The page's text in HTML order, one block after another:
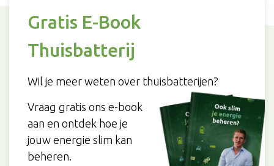
Gratis E-Book
Thuisbatterij
Wil je meer weten over thuisbatterijen?
Vraag gratis ons e-book
aan en ontdek hoe je
jouw energie slim kan
beheren.